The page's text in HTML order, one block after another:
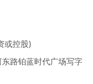
或控股)
路铂蓝时代广场写字